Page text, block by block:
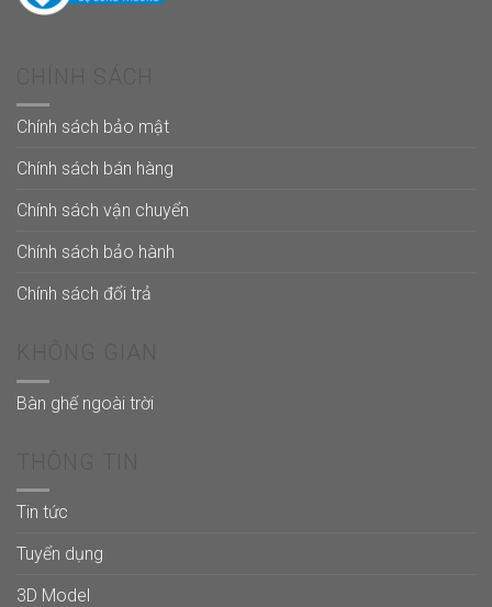
Chính sách bảo mật
Chính sách bán hàng
Chính sách vận chuyển
Chính sách bảo hành
Chính sách đổi trả
Bàn ghế ngoài trời
Tin tức
Tuyển dụng
3D Model